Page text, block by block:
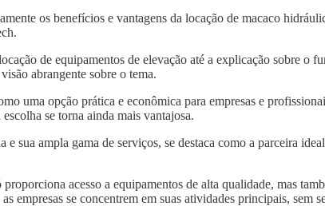
os benefícios e vantagens da locação de macaco
de equipamentos de elevação até a explicação sobre o
abrangente sobre o tema.
uma opção prática e econômica para empresas e
se torna ainda mais vantajosa.
e sua ampla gama de serviços, se destaca como a parceira
acesso a equipamentos de alta qualidade, mas
empresas se concentrem em suas atividades principais, sem